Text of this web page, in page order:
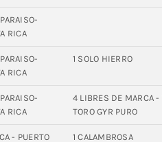
RICA
RICA
1 SOLO HIERRO
RICA
4 LIBRES DE MARCA -
TORO GYR PURO
- PUERTO
1 CALAMBROSA